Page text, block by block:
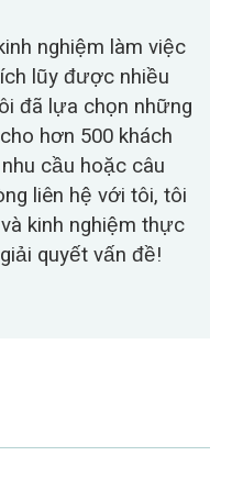
nghiệm làm việc
lũy được nhiều
đã lựa chọn những
hơn 500 khách
cầu hoặc câu
liên hệ với tôi, tôi
kinh nghiệm thực
quyết vấn đề!